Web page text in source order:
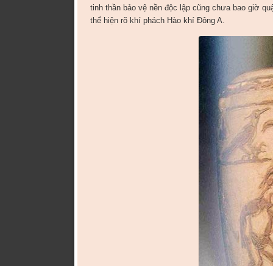
tinh thần bảo vệ nền độc lập cũng chưa bao giờ
thể hiện rõ khí phách Hào khí Đông A.